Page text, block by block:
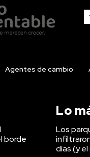
Agentes de cambio
borde
Lo
Los
días (y